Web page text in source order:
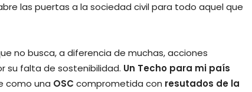
las puertas a la sociedad civil para todo aquel que
no busca, a diferencia de muchas, acciones
su falta de sostenibilidad. Un Techo para mi país
como una OSC comprometida con resutados de la